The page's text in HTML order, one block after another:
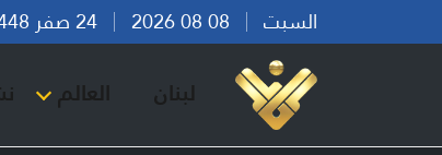
السبت
لبنان العالم